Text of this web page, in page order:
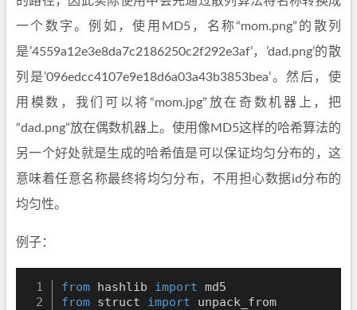
一个数字。例如，使用MD5，名称“mom.png”的散列
是’4559a12e3e8da7c2186250c2f292e3af’，’dad.png’的散
列是’096edcc4107e9e18d6a03a43b3853bea’。然后，使
用模数，我们可以将“mom.jpg”放在奇数机器上，把
“dad.png”放在偶数机器上。使用像MD5这样的哈希算法的
另一个好处就是生成的哈希值是可以保证均匀分布的，这
意味着任意名称最终将均匀分布，不用担心数据id分布的
均匀性。
例子：
from hashlib import
from struct import unpack_from